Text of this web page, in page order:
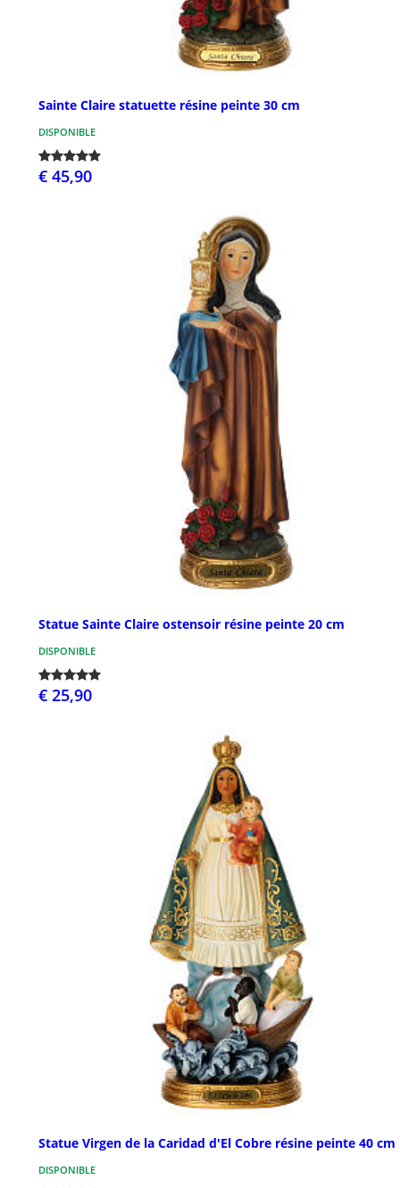
Sainte Claire statuette résine peinte 30 cm
DISPONIBLE
€ 45,90
Statue Sainte Claire ostensoir résine peinte 20 cm
DISPONIBLE
€ 25,90
Statue Virgen de la Caridad d'El Cobre résine peinte 40 cm
DISPONIBLE